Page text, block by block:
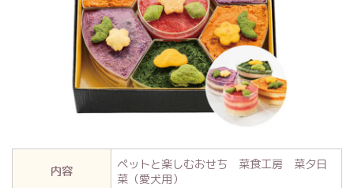
内容
ペットと楽しむおせち 菜食工房 菜夕日
菜（愛犬用）